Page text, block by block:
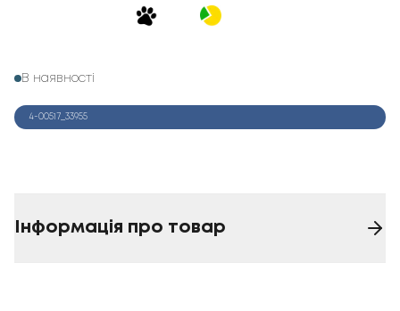
В наявності
4-00517_33955
Інформація про товар